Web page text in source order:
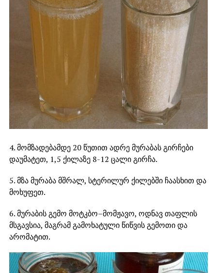
4. მომზადებამდე 20 წუთით ადრე მურაბას გირჩები
დაუმატეთ, 1,5 ქილაზე 8-12 ცალი გირჩა.
5. მზა მურაბა მშრალ, სტერილურ ქილებში ჩაასხით და
მოხუფეთ.
6. მურაბის გემო მოტკბო–მომჟავო, ოდნავ თაფლის
მსგავსია, მაგრამ გამოხატული წიწვის გემოთი და
არომატით.